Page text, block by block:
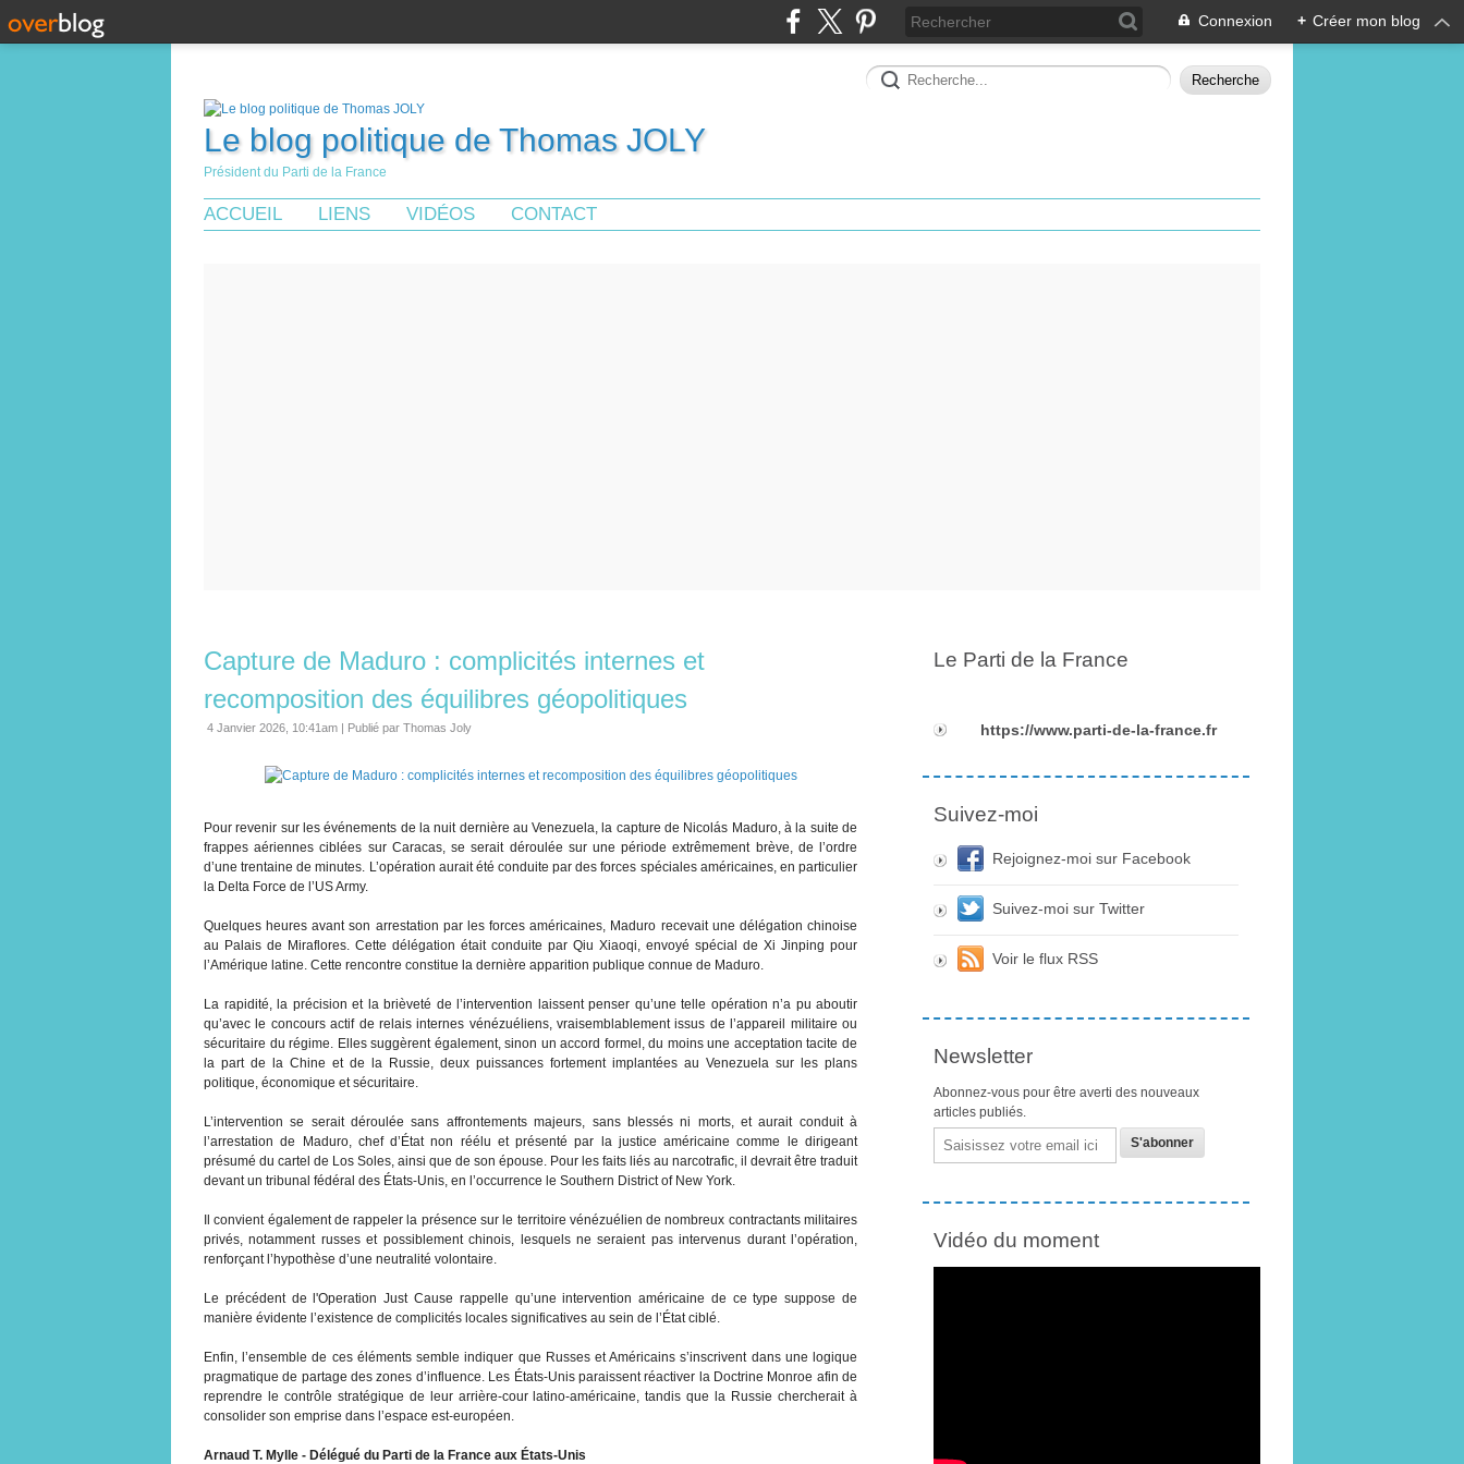
Connexion + Créer mon blog
Le blog politique de Thomas JOLY
Président du Parti de la France
ACCUEIL LIENS VIDÉOS CONTACT
Capture de Maduro : complicités internes et
recomposition des équilibres géopolitiques
4 Janvier 2026, 10:41am | Publié par Thomas Joly
Pour revenir sur les événements de la nuit dernière au Venezuela, la capture de Nicolás Maduro, à la suite de
frappes aériennes ciblées sur Caracas, se serait déroulée sur une période extrêmement brève, de l’ordre
d’une trentaine de minutes. L’opération aurait été conduite par des forces spéciales américaines, en particulier
la Delta Force de l’US Army.
Quelques heures avant son arrestation par les forces américaines, Maduro recevait une délégation chinoise
au Palais de Miraflores. Cette délégation était conduite par Qiu Xiaoqi, envoyé spécial de Xi Jinping pour
l’Amérique latine. Cette rencontre constitue la dernière apparition publique connue de Maduro.
La rapidité, la précision et la brièveté de l’intervention laissent penser qu’une telle opération n’a pu aboutir
qu’avec le concours actif de relais internes vénézuéliens, vraisemblablement issus de l’appareil militaire ou
sécuritaire du régime. Elles suggèrent également, sinon un accord formel, du moins une acceptation tacite de
la part de la Chine et de la Russie, deux puissances fortement implantées au Venezuela sur les plans
politique, économique et sécuritaire.
L’intervention se serait déroulée sans affrontements majeurs, sans blessés ni morts, et aurait conduit à
l’arrestation de Maduro, chef d’État non réélu et présenté par la justice américaine comme le dirigeant
présumé du cartel de Los Soles, ainsi que de son épouse. Pour les faits liés au narcotrafic, il devrait être traduit
devant un tribunal fédéral des États-Unis, en l’occurrence le Southern District of New York.
Il convient également de rappeler la présence sur le territoire vénézuélien de nombreux contractants militaires
privés, notamment russes et possiblement chinois, lesquels ne seraient pas intervenus durant l’opération,
renforçant l’hypothèse d’une neutralité volontaire.
Le précédent de l'Operation Just Cause rappelle qu’une intervention américaine de ce type suppose de
manière évidente l’existence de complicités locales significatives au sein de l’État ciblé.
Enfin, l’ensemble de ces éléments semble indiquer que Russes et Américains s’inscrivent dans une logique
pragmatique de partage des zones d’influence. Les États-Unis paraissent réactiver la Doctrine Monroe afin de
reprendre le contrôle stratégique de leur arrière-cour latino-américaine, tandis que la Russie chercherait à
consolider son emprise dans l’espace est-européen.
Arnaud T. Mylle - Délégué du Parti de la France aux États-Unis
Le Parti de la France
https://www.parti-de-la-france.fr
Suivez-moi
Rejoignez-moi sur Facebook
Suivez-moi sur Twitter
Voir le flux RSS
Newsletter
Abonnez-vous pour être averti des nouveaux
articles publiés.
Email
Vidéo du moment